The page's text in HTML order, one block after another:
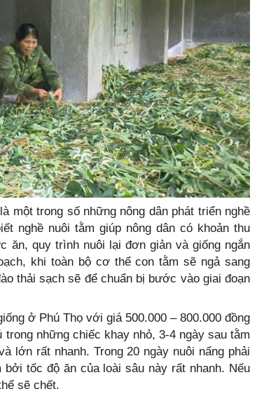
một trong số những nông dân phát triển nghề
nghề nuôi tằm giúp nông dân có khoản thu
ăn, quy trình nuôi lại đơn giản và giống ngắn
khi toàn bộ cơ thể con tằm sẽ ngả sang
thải sạch sẽ để chuẩn bị bước vào giai đoạn
ở Phú Thọ với giá 500.000 – 800.000 đồng
những chiếc khay nhỏ, 3-4 ngày sau tằm
lớn rất nhanh. Trong 20 ngày nuôi nấng phải
tốc độ ăn của loài sâu này rất nhanh. Nếu
sẽ chết.